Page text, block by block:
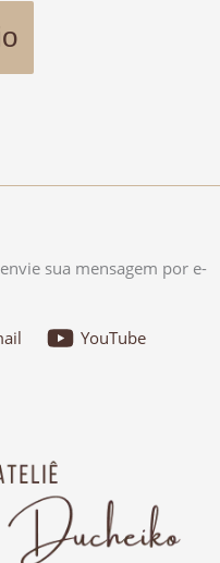
sua mensagem por e-
YouTube